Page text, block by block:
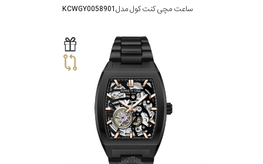
ساعت مچی کنت کول مدل KCWGY0058901